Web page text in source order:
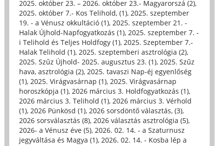
2025. október 23. – 2026. október 23.- Magyarorszá (2),
2025. október 7.- Kos Telihold, (1), 2025. szeptember
19. - a Vénusz okkultáció (1), 2025. szeptember 21. -
Halak Újhold-Napfogyatkozás (1), 2025. szeptember 7. -
i Telihold és Teljes Holdfogy (1), 2025. Szeptember 7.-
Halak Telihold (1), 2025. szeptemberi asztrológia (2),
2025. Szűz Újhold- 2025. augusztus 23. (1), 2025. Szűz
hava, asztrológia (2), 2025. tavaszi Nap-éj egyenlőség
(1), 2025. Virágvasárnap (1), 2025. Virágvasárnap
horoszkópja (1), 2026 március 3. Holdfogyatkozás (1),
2026 március 3. Telihold (1), 2026 március 3. Vérhold
(1), 2026 Pünkösd (1), 2026 sorsdöntő választás, (3),
2026 sorsválasztás (8), 2026 választás asztrológia (5),
2026- a Vénusz éve (5), 2026. 02. 14. - a Szaturnusz
jegyváltása és Magya (1), 2026. 02. 14. - Kosba lép a